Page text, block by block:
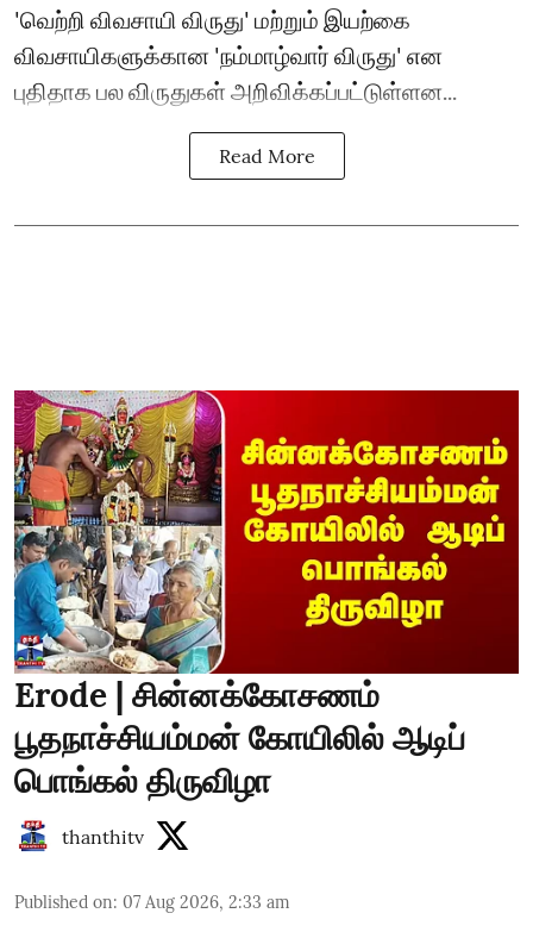
'வெற்றி விவசாயி விருது' மற்றும் இயற்கை
விவசாயிகளுக்கான 'நம்மாழ்வார் விருது' என
புதிதாக பல விருதுகள் அறிவிக்கப்பட்டுள்ளன...
Read More
Erode | சின்னக்கோசணம்
பூதநாச்சியம்மன் கோயிலில் ஆடிப்
பொங்கல் திருவிழா
thanthitv
Published on: 07 Aug 2026, 2:33 am